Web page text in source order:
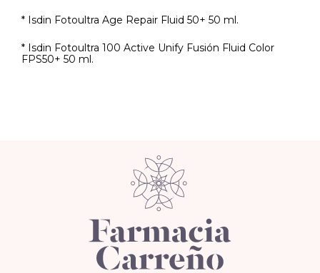
* Isdin Fotoultra Age Repair Fluid 50+ 50 ml.
* Isdin Fotoultra 100 Active Unify Fusión Fluid Color
FPS50+ 50 ml.